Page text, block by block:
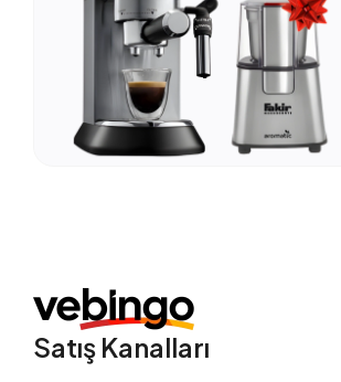
Satış Kanalları